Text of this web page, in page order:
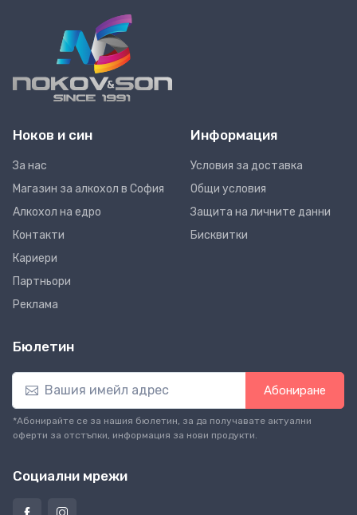
Ноков и син
За нас
Магазин за алкохол в София
Алкохол на едро
Контакти
Кариери
Партньори
Реклама
Информация
Условия за доставка
Общи условия
Защита на личните данни
Бисквитки
Бюлетин
Абониране
*Абонирайте се за нашия бюлетин, за да получавате актуални
оферти за отстъпки, информация за нови продукти.
Социални мрежи